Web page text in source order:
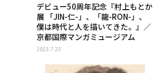
デビュー50周年記念『村上もとか
展 「JIN-仁-」、「龍-RON-」、
僕は時代と人を描いてきた。』／
京都国際マンガミュージアム
2023.7.23